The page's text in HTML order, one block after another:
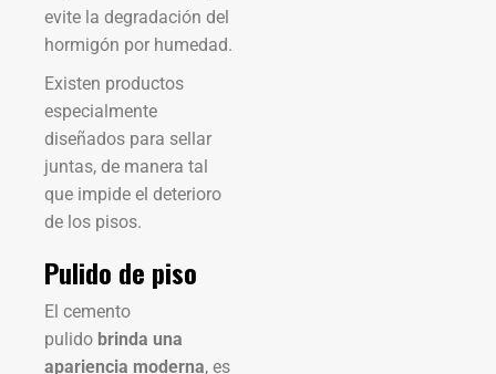
evite la degradación del
hormigón por humedad.
Existen productos
especialmente
diseñados para sellar
juntas, de manera tal
que impide el deterioro
de los pisos.
Pulido de piso
El cemento
pulido brinda una
apariencia moderna, es